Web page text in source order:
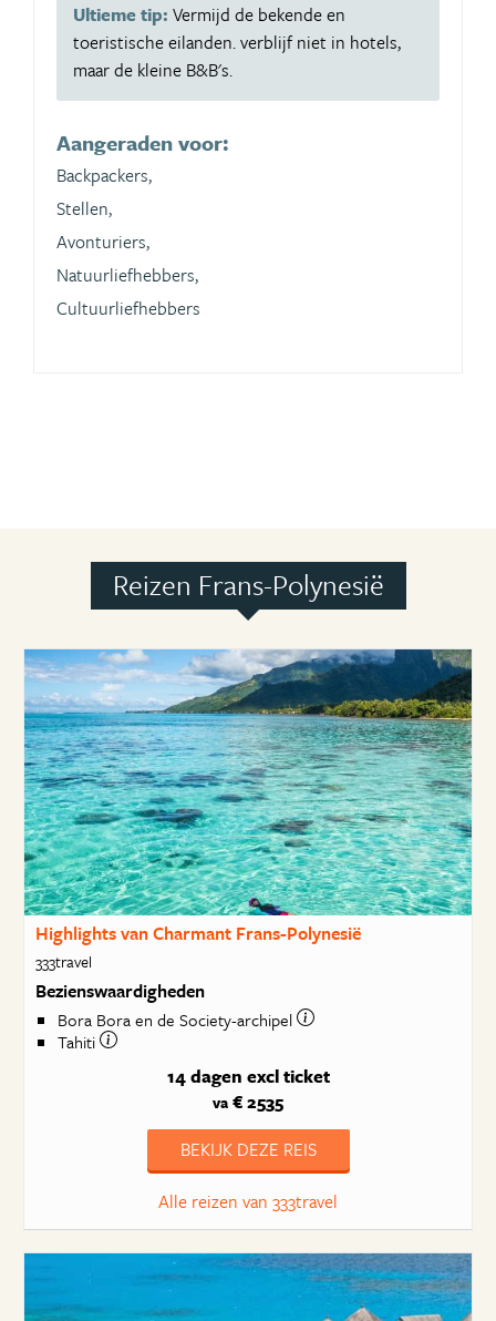
Ultieme tip: Vermijd de bekende en
toeristische eilanden. verblijf niet in hotels,
maar de kleine B&B's.
Aangeraden voor:
Backpackers,
Stellen,
Avonturiers,
Natuurliefhebbers,
Cultuurliefhebbers
Reizen Frans-Polynesië
Highlights van Charmant Frans-Polynesië
333travel
Bezienswaardigheden
Bora Bora en de Society-archipel
Tahiti
14 dagen excl ticket
va € 2535
BEKIJK DEZE REIS
Alle reizen van 333travel